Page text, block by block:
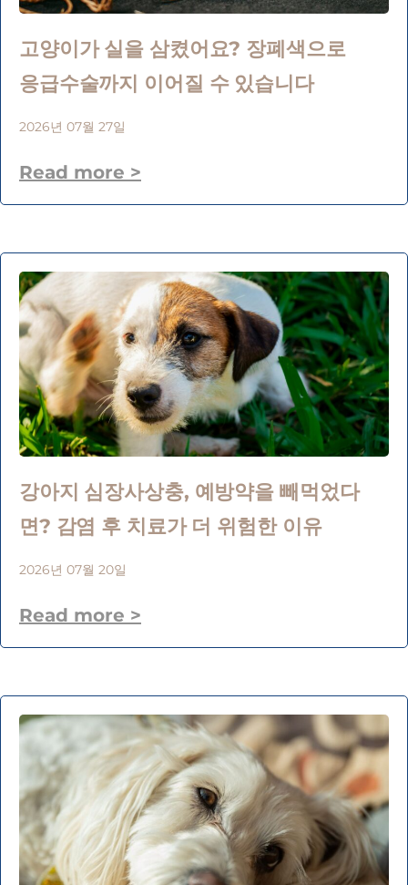
고양이가 실을 삼켰어요? 장폐색으로
응급수술까지 이어질 수 있습니다
2026년 07월 27일
Read more >
강아지 심장사상충, 예방약을 빼먹었다
면? 감염 후 치료가 더 위험한 이유
2026년 07월 20일
Read more >